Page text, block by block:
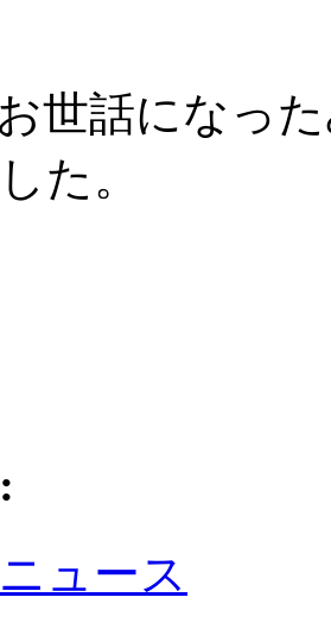
世話になっ
た。
:
ュース